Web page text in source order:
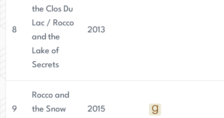
8
the Clos Du
Lac / Rocco
and the
Lake of
Secrets
2013
9
Rocco and
the Snow
2015